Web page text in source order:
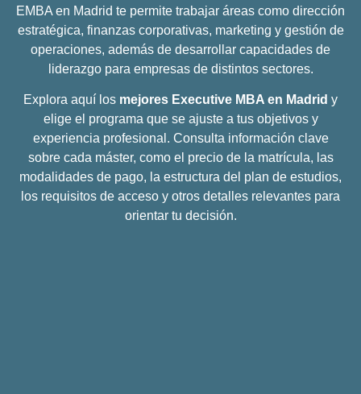
EMBA en Madrid te permite trabajar áreas como dirección
estratégica, finanzas corporativas, marketing y gestión de
operaciones, además de desarrollar capacidades de
liderazgo para empresas de distintos sectores.
Explora aquí los mejores Executive MBA en Madrid y
elige el programa que se ajuste a tus objetivos y
experiencia profesional. Consulta información clave
sobre cada máster, como el precio de la matrícula, las
modalidades de pago, la estructura del plan de estudios,
los requisitos de acceso y otros detalles relevantes para
orientar tu decisión.